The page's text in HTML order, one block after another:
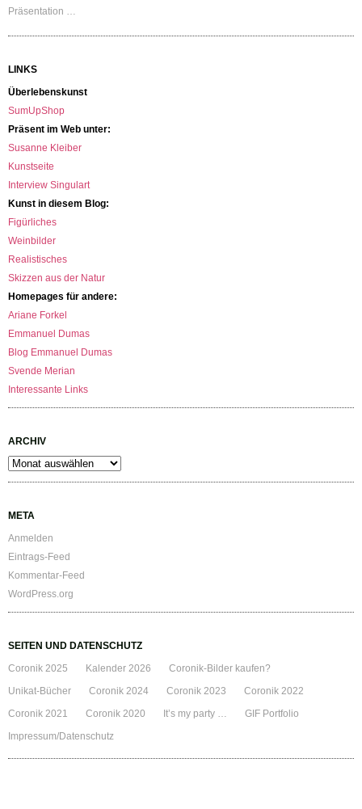
Präsentation …
LINKS
Überlebenskunst
SumUpShop
Präsent im Web unter:
Susanne Kleiber
Kunstseite
Interview Singulart
Kunst in diesem Blog:
Figürliches
Weinbilder
Realistisches
Skizzen aus der Natur
Homepages für andere:
Ariane Forkel
Emmanuel Dumas
Blog Emmanuel Dumas
Svende Merian
Interessante Links
ARCHIV
Archiv
META
Anmelden
Eintrags-Feed
Kommentar-Feed
WordPress.org
SEITEN UND DATENSCHUTZ
Coronik 2025
Kalender 2026
Coronik-Bilder kaufen?
Unikat-Bücher
Coronik 2024 Coronik 2023
Coronik 2022
Coronik 2021
Coronik 2020 It’s my party …
GIF Portfolio
Impressum/Datenschutz